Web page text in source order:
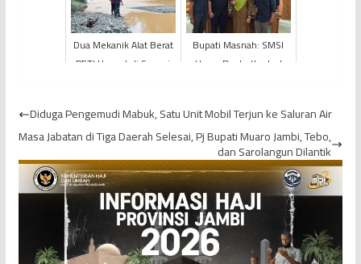
Dua Mekanik Alat Berat
PETI Hanyut di Sungai
Bupati Masnah: SMSI
Harus Bantu Kontrol
Diduga Pengemudi Mabuk, Satu Unit Mobil Terjun ke Saluran Air
Masa Jabatan di Tiga Daerah Selesai, Pj Bupati Muaro Jambi, Tebo,
dan Sarolangun Dilantik